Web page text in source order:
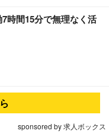
時間15分で無理なく活
sponsored by 求人ボックス